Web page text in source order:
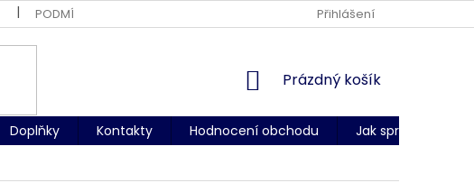
PODMÍNKY OCHRANY OSOBNÍCH ÚDAJŮ DODACÍ PODMÍNKY
Přihlášení
NÁKUPNÍ
Prázdný košík
Doplňky Kontakty Hodnocení obchodu
Jak správně